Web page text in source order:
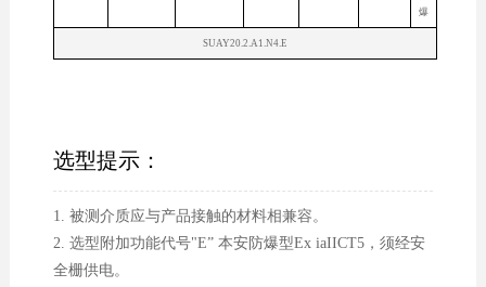
爆
SUAY20.2.A1.N4.E
选型提示：
1. 被测介质应与产品接触的材料相兼容。
2. 选型附加功能代号"E” 本安防爆型Ex iaIICT5，须经安
全栅供电。